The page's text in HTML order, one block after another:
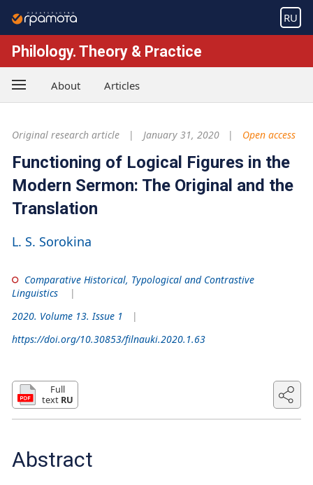
RU
Philology. Theory & Practice
About Articles
Original research article January 31, 2020 Open access
Functioning of Logical Figures in the
Modern Sermon: The Original and the
Translation
L. S. Sorokina
Comparative Historical, Typological and Contrastive
Linguistics
2020. Volume 13. Issue 1
https://doi.org/10.30853/filnauki.2020.1.63
Full
text RU
Abstract